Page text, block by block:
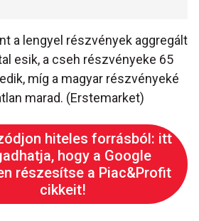
a lengyel részvények aggregált
esik, a cseh részvényeke 65
míg a magyar részvényeké
marad. (Erstemarket)
hiteles forrásból: itt
hogy a Google
részesítse a Piac&Profit
cikkeit!